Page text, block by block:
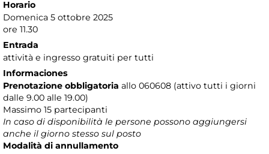
Horario
Domenica 5 ottobre 2025
ore 11.30
Entrada
attività e ingresso gratuiti per tutti
Informaciones
Prenotazione obbligatoria allo 060608 (attivo tutti i giorni
dalle 9.00 alle 19.00)
Massimo 15 partecipanti
In caso di disponibilità le persone possono aggiungersi
anche il giorno stesso sul posto
Modalità di annullamento